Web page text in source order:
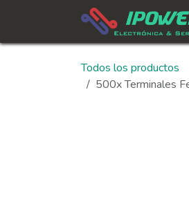
Todos los productos
500x Terminales